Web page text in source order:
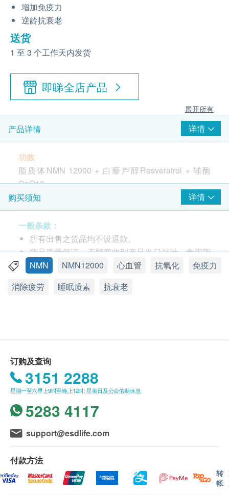
增加免疫力
逆龄抗衰老
送货
1 至 3 个工作天内发货
即睇全店产品
展开所有
产品详情 详情
功效
脂质体NMN 12000 + 白藜芦醇Resveratrol + 辅酶
CoQ10
UBETTER® 采用获诺贝尔化学奖的脂质体纳米科学
技术(Liposomal Nanotechnology) ，将NMN等营养成
分制成比头发还要幼细1,000 倍的纳⽶分子，包裹在
脂质体内，能避免胃酸造成破坏，通过⼩肠壁直接吸
收到⾎管内并进入人体细胞中。
脂质体具有与活细胞非常相似的结构，因此具有很高
30 分钟起效，效能持续24 小时
口服用法，静脉注射效果
生产严格控制- 获得FDA, GMP, ISO, STC 等认证
特强抗氧化，有助促进心脏血管健康
成人每日1次，每次2粒，餐前服用，或遵照您的保健
医生的指示。
成份
NMN (烟酰胺单核苷酸)
购买须知 详情
一般条款：
所有出售之货品均不设退款。
货品质量保证，于顾客收到产品当日起计，食用期
应最少有12个月或以上。
如有任何争议，莲美生医科技(香港)有限公司 及 健
我们将于确定订单后1-3个工作天内安排发货。
不排除运送时间会因节日而有所影响。 当八号烈
风讯号悬挂或黑色暴雨警告生效时，送货服务时间
将会延迟。
所有订单须视乎相关货品的供应情况再作最后确
单上的货品，健康网购health. ESDlife有权拒绝接
受该订单，并且会于送货前透过电话或电邮通知顾
客再作安排。
NMN NMN12000 心血管 抗氧化
免疫力
消除疲劳
睡眠质素 抗衰老
订购及查询
3151 2288
星期一至六早上9时至晚上12时; 星期日及公众假期休息
5283 4117
support@esdlife.com
付款方法
转
帐